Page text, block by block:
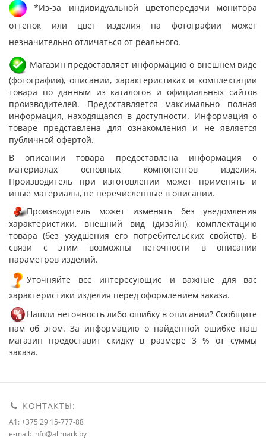
*Из-за индивидуальной цветопередачи монитора
оттенок или цвет изделия на фотографии может
незначительно отличаться от реального.
Магазин предоставляет информацию о внешнем виде
(фотографии), описании, характеристиках и комплектации
товара по данным из каталогов и официальных сайтов
производителей. Предоставляется максимально полная
информация, находящаяся в доступности. Информация о
товаре представлена для ознакомления и не является
публичной офертой.
В описании товара предоставлена информация о
материалах основных компонентов изделия.
Производитель при изготовлении может применять и
иные материалы, не перечисленные в описании.
Производитель может изменять без уведомления
характеристики, внешний вид (дизайн), комплектацию
товара (без ухудшения его потребительских свойств). В
связи с этим возможны неточности в описании
параметров изделий.
Уточняйте все интересующие и важные для вас
характеристики изделия перед оформлением заказа.
Нашли неточность либо ошибку в описании? Сообщите
нам об этом. За информацию о найденной ошибке наш
магазин предоставит скидку в размере 3 % от суммы
заказа.
КОНТАКТЫ:
A1: +375 29 15-777-88
e-mail: info@allmark.by